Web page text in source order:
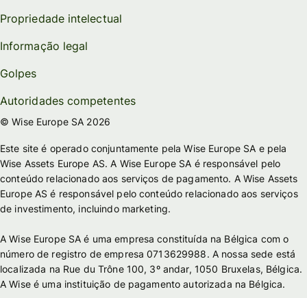
Propriedade intelectual
Informação legal
Golpes
Autoridades competentes
© Wise Europe SA 2026
Este site é operado conjuntamente pela Wise Europe SA e pela
Wise Assets Europe AS. A Wise Europe SA é responsável pelo
conteúdo relacionado aos serviços de pagamento. A Wise Assets
Europe AS é responsável pelo conteúdo relacionado aos serviços
de investimento, incluindo marketing.
A Wise Europe SA é uma empresa constituída na Bélgica com o
número de registro de empresa 0713629988. A nossa sede está
localizada na Rue du Trône 100, 3º andar, 1050 Bruxelas, Bélgica.
A Wise é uma instituição de pagamento autorizada na Bélgica.